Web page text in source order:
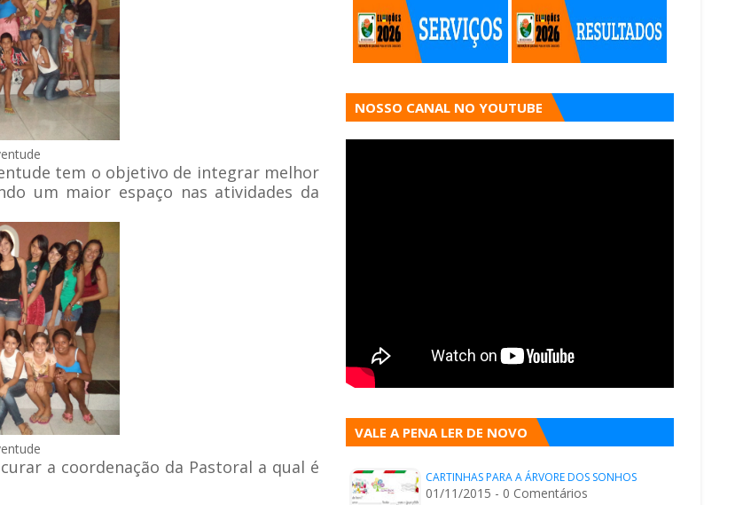
tem o objetivo de integrar melhor
um maior espaço nas atividades da
a coordenação da Pastoral a qual é
NOSSO CANAL NO YOUTUBE
VALE A PENA LER DE NOVO
CARTINHAS PARA A ÁRVORE DOS SONHOS
01/11/2015 - 0 Comentários